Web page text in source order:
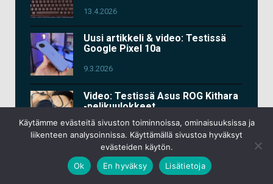
13.4.2026
Uusi artikkeli & video: Testissä
Google Pixel 10a
9.3.2026
Video: Testissä Asus ROG Kithara
-pelikuulokkeet
11.2.2026
Lisää videoita
Käytämme evästeitä sivuston toiminnoissa, ominaisuuksissa ja
liikenteen analysoinnissa. Käyttämällä sivustoa hyväksyt
evästeiden käytön.
Ok
En hyväksy Lisätietoja